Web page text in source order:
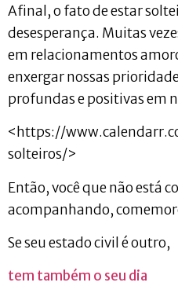
Afinal, o fato de estar
desesperança. Muitas
em relacionamentos
enxergar nossas
profundas e positivas em
<https://
solteiros/>
Então, você que não está
acompanhando,
Se seu estado civil é outro,
tem também o seu dia